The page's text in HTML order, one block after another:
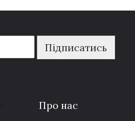
Підписатись
Про нас